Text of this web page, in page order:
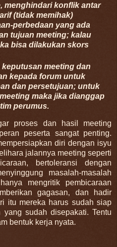
menghindari konflik antar
(tidak memihak)
perbedaan yang ada
tujuan meeting; kalau
bisa dilakukan skors
meeting dan
kepada forum untuk
dan persetujuan; untuk
maka jika dianggap
perumus.
dan hasil meeting
peserta sangat penting.
diri dengan isyu
jalannya meeting seperti
bertoleransi dengan
masalah-masalah
mengritik pembicaraan
gagasan, dan hadir
itu mereka harus sudah siap
yang sudah disepakati. Tentu
bentuk kerja nyata.